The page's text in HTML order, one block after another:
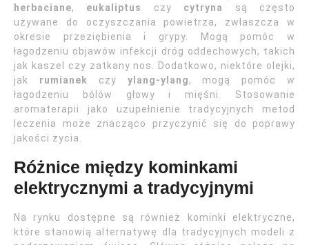
herbaciane, eukaliptus czy cytryna
są często
używane do oczyszczania powietrza, zwłaszcza w
okresie przeziębienia i grypy. Mogą pomóc w
łagodzeniu objawów infekcji dróg oddechowych, takich
jak kaszel czy zatkany nos. Dodatkowo, niektóre olejki,
jak rumianek czy ylang-ylang, mogą pomóc w
łagodzeniu bólów głowy i mięśni. Stosowanie
aromaterapii jako uzupełnienie tradycyjnych metod
leczenia może znacząco przyczynić się do poprawy
jakości życia.
Różnice między kominkami
elektrycznymi a tradycyjnymi
Na rynku dostępne są również kominki elektryczne,
które stanowią alternatywę dla tradycyjnych modeli z